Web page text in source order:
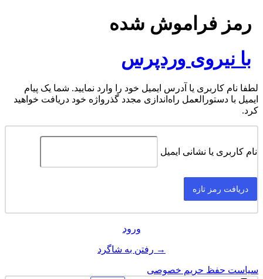
رمز فراموش شده
با نیروی وردپرس
لطفا نام کاربری یا آدرس ایمیل خود را وارد نمایید. شما یک پیام
ایمیل با دستورالعمل راه‌اندازی مجدد گذرواژه خود دریافت خواهید
کرد.
نام کاربری یا نشانی ایمیل
ورود
→ رفتن به شاگرد
سیاست حفظ حریم خصوصی